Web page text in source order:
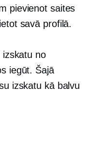
pievienot saites
savā profilā.
no
iegūt. Šajā
izskatu kā balvu